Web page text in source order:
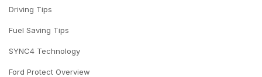
Driving Tips
Fuel Saving Tips
SYNC4 Technology
Ford Protect Overview